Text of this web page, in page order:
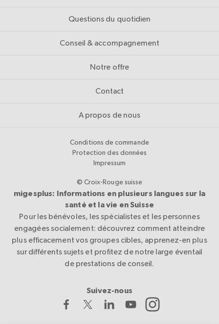
Questions du quotidien
Conseil & accompagnement
Notre offre
Contact
A propos de nous
Conditions de commande
Protection des données
Impressum
© Croix-Rouge suisse
migesplus: Informations en plusieurs langues sur la
santé et la vie en Suisse
Pour les bénévoles, les spécialistes et les personnes
engagées socialement: découvrez comment atteindre
plus efficacement vos groupes cibles, apprenez-en plus
sur différents sujets et profitez de notre large éventail
de prestations de conseil.
Suivez-nous